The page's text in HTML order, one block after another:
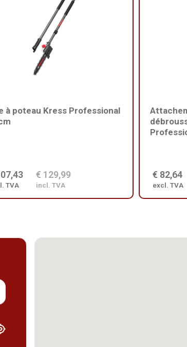
à poteau Kress Professional
TVA
€ 129,99
incl. TVA
€ 82,64
excl. TVA